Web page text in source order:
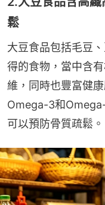
鬆
大豆食品包括毛豆
得的食物，當中含
維，同時也豐富健
Omega-3和
可以預防骨質疏鬆。